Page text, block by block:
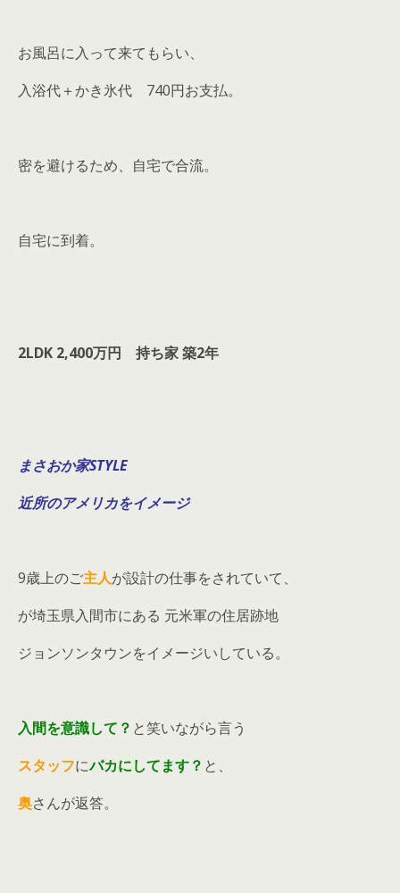
お風呂に入って来てもらい、
入浴代＋かき氷代 740円お支払。
密を避けるため、自宅で合流。
自宅に到着。
2LDK 2,400万円 持ち家 築2年
まさおか家STYLE
近所のアメリカをイメージ
9歳上のご主人が設計の仕事をされていて、
が埼玉県入間市にある 元米軍の住居跡地
ジョンソンタウンをイメージいしている。
入間を意識して？ と笑いながら言う
スタッフにバカにしてます？ と、
奥さんが返答。